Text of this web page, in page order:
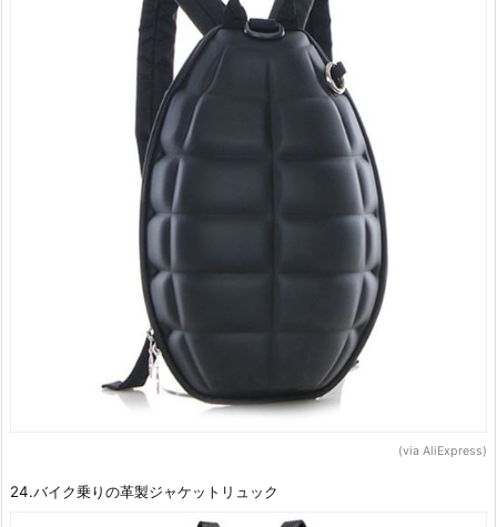
(via AliExpress)
24.バイク乗りの革製ジャケットリュック